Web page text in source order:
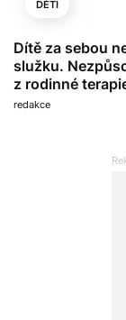
DĚTI
Dítě za sebou
služku.
z rodinné
redakce